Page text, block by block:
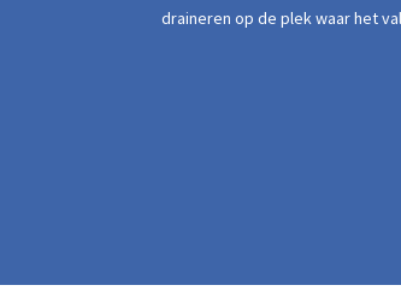
draineren op de plek waar het